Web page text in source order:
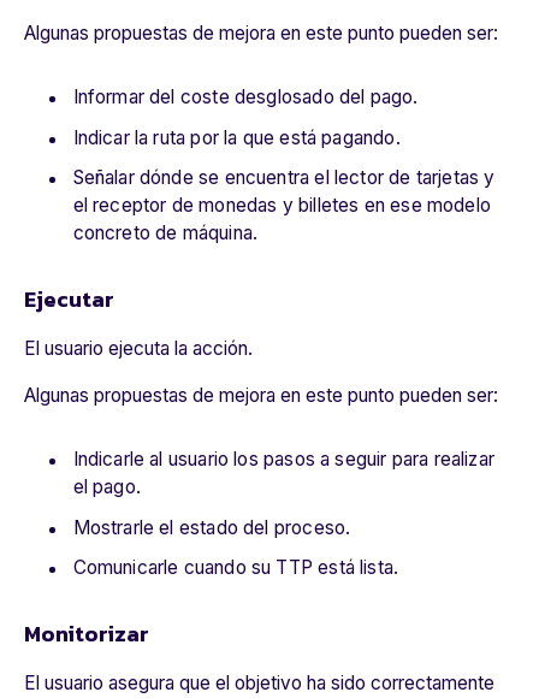
Algunas propuestas de mejora en este punto pueden ser:
Informar del coste desglosado del pago.
Indicar la ruta por la que está pagando.
Señalar dónde se encuentra el lector de tarjetas y
el receptor de monedas y billetes en ese modelo
concreto de máquina.
Ejecutar
El usuario ejecuta la acción.
Algunas propuestas de mejora en este punto pueden ser:
Indicarle al usuario los pasos a seguir para realizar
el pago.
Mostrarle el estado del proceso.
Comunicarle cuando su TTP está lista.
Monitorizar
El usuario asegura que el objetivo ha sido correctamente